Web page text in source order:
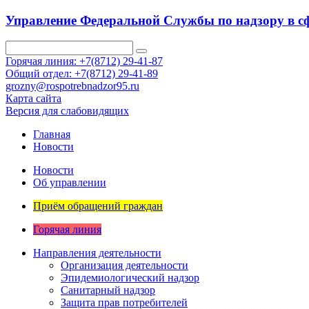
Управление Федеральной Службы по надзору в
Горячая линия: +7(8712) 29-41-87
Общий отдел: +7(8712) 29-41-89
grozny@rospotrebnadzor95.ru
Карта сайта
Версия для слабовидящих
Главная
Новости
Новости
Об управлении
Приём обращений граждан
Горячая линия
Направления деятельности
Организация деятельности
Эпидемиологический надзор
Санитарный надзор
Защита прав потребителей